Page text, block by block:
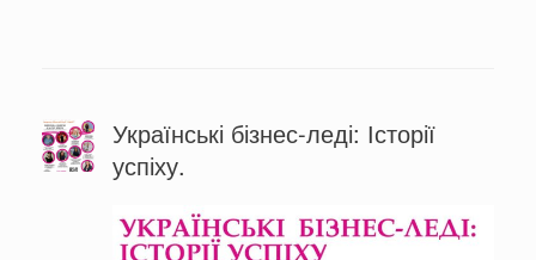
Українські бізнес-леді: Історії
успіху.